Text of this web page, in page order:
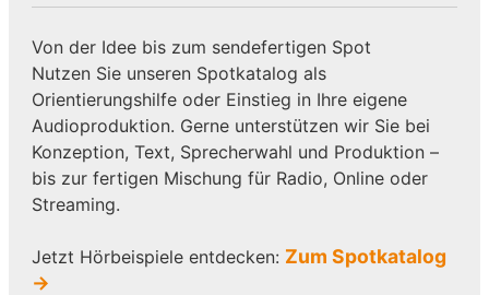
Von der Idee bis zum sendefertigen Spot
Nutzen Sie unseren Spotkatalog als
Orientierungshilfe oder Einstieg in Ihre eigene
Audioproduktion. Gerne unterstützen wir Sie bei
Konzeption, Text, Sprecherwahl und Produktion –
bis zur fertigen Mischung für Radio, Online oder
Streaming.
Jetzt Hörbeispiele entdecken: Zum Spotkatalog
→